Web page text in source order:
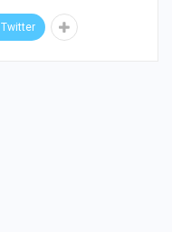
Twitter